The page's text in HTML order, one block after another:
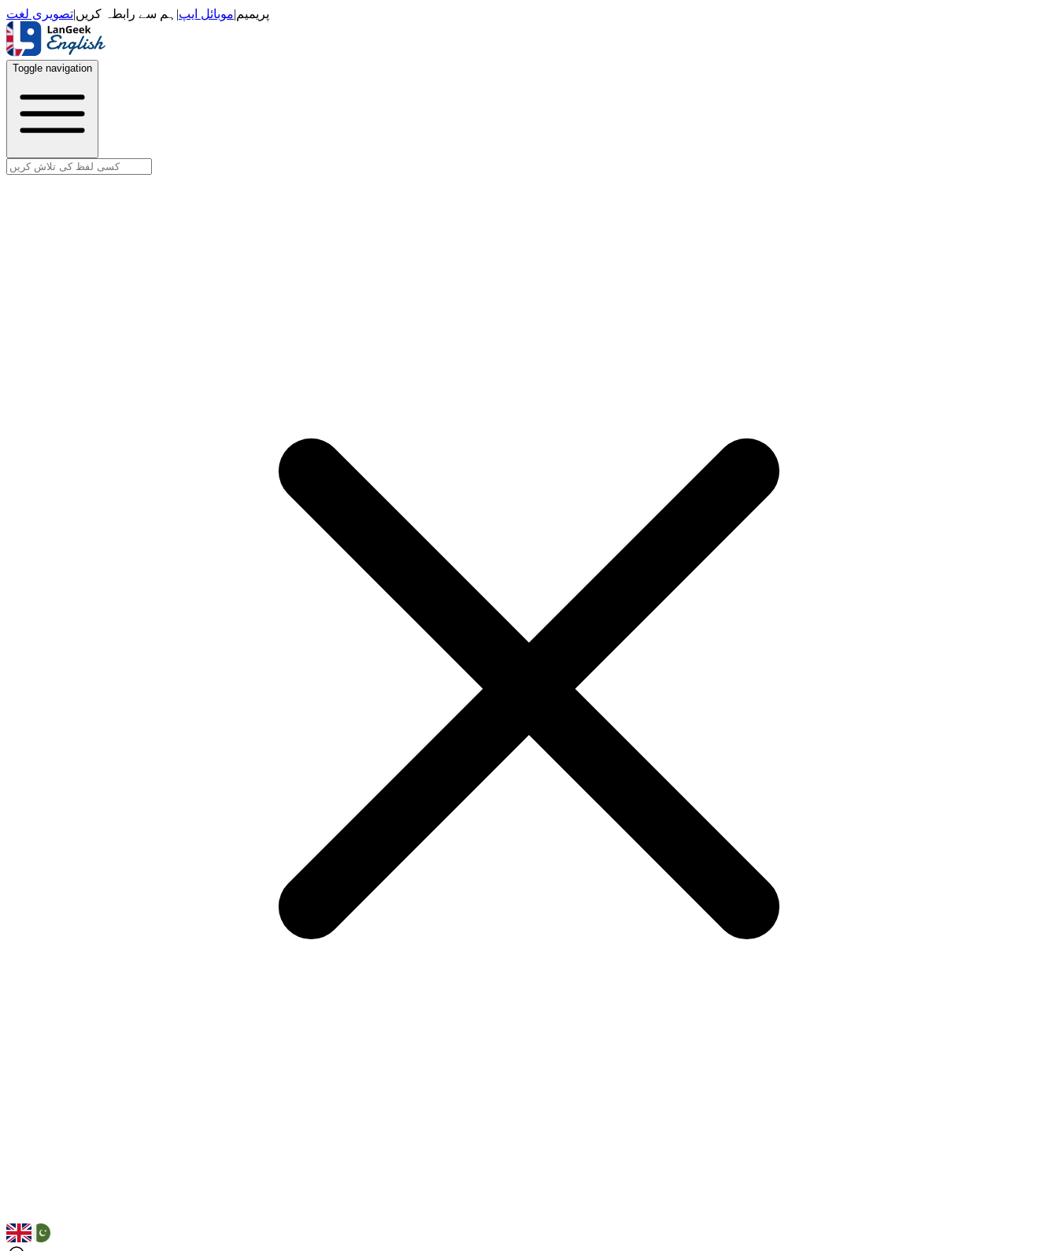
پریمیم|موبائل ایپ| ہم سے رابطہ کریں|تصویری لغت
Toggle navigation